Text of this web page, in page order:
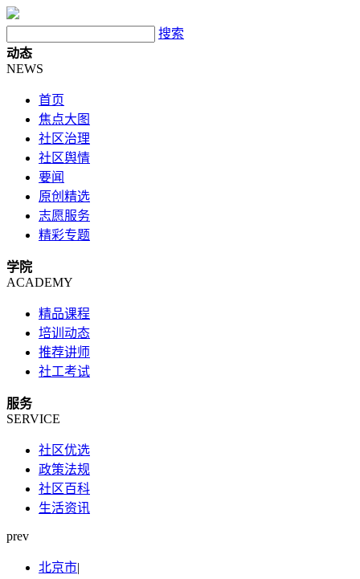
搜索
动态
NEWS
首页
焦点大图
社区治理
社区舆情
要闻
原创精选
志愿服务
精彩专题
学院
ACADEMY
精品课程
培训动态
推荐讲师
社工考试
服务
SERVICE
社区优选
政策法规
社区百科
生活资讯
prev
北京市|